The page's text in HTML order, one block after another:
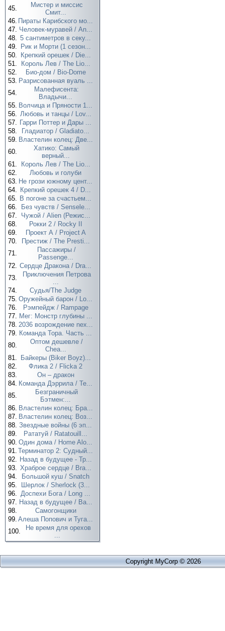
45.
Мистер и миссис
Смит...
46. Пираты Карибского мо...
47. Человек-муравей / An...
48. 5 сантиметров в секу...
49.
Рик и Морти (1 сезон...
50.
Крепкий орешек / Die...
51.
Король Лев / The Lio...
52.
Био-дом / Bio-Dome
53. Разрисованная вуаль ...
54.
Малефисента:
Владычи...
55. Волчица и Пряности 1...
56. Любовь и танцы / Lov...
57. Гарри Поттер и Дары ...
58.
Гладиатор / Gladiato...
59. Властелин колец: Две...
60.
Хатико: Самый
верный...
61.
Король Лев / The Lio...
62.
Любовь и голуби
63. Не грози южному цент...
64. Крепкий орешек 4 / D...
65. В погоне за счастьем...
66.
Без чувств / Sensele...
67.
Чужой / Alien (Режис...
68.
Рокки 2 / Rocky II
69.
Проект А / Project A
70.
Престиж / The Presti...
71.
Пассажиры /
Passenge...
72. Сердце Дракона / Dra...
73.
Приключения Петрова
...
74.
Судья/The Judge
75. Оружейный барон / Lo...
76.
Рэмпейдж / Rampage
77. Мег: Монстр глубины ...
78. 2036 возрождение nex...
79. Команда Тора. Часть ...
80.
Оптом дешевле /
Chea...
81.
Байкеры (Biker Boyz)...
82.
Флика 2 / Flicka 2
83.
Он – дракон
84. Команда Дэррила / Te...
85.
Безграничный
Бэтмен:...
86. Властелин колец: Бра...
87. Властелин колец: Воз...
88. Звездные войны (6 эп...
89.
Рататуй / Ratatouill...
90. Один дома / Home Alo...
91. Терминатор 2: Судный...
92. Назад в будущее - Тр...
93. Храброе сердце / Bra...
94.
Большой куш / Snatch
95.
Шерлок / Sherlock (3...
96. Доспехи Бога / Long ...
97. Назад в будущее / Ba...
98.
Самогонщики
99. Алеша Попович и Туга...
100.
Не время для орехов
...
Copyright MyCorp © 2026